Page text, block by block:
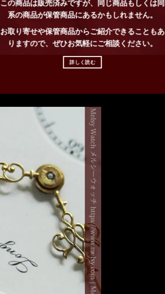
この商品は販売済みですが、同じ商品もしくは同
系の商品が保管商品にあるかもしれません。
お取り寄せや保管商品からご紹介できることもあ
りますので、ぜひお気軽にご相談ください。
詳しく読む